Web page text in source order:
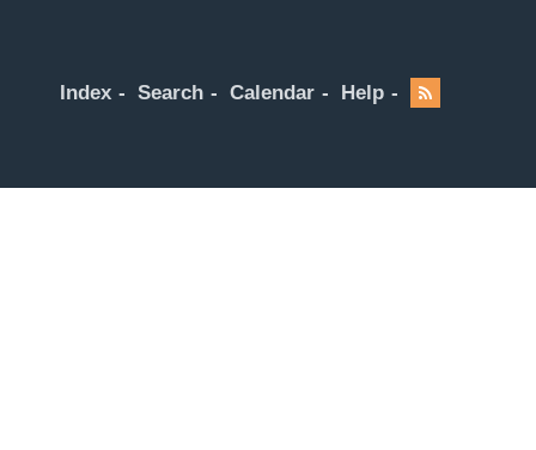
Index Search Calendar Help